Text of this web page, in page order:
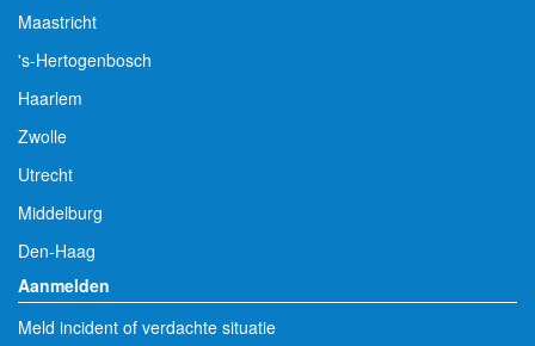
Maastricht
's-Hertogenbosch
Haarlem
Zwolle
Utrecht
Middelburg
Den-Haag
Aanmelden
Meld incident of verdachte situatie